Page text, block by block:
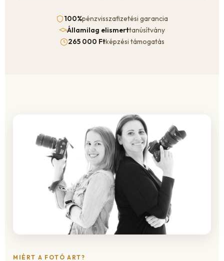
100%pénzvisszafizetési garancia
Államilag elismerttanúsítvány
265 000 Ftképzési támogatás
MIÉRT A FOTÓ ART?